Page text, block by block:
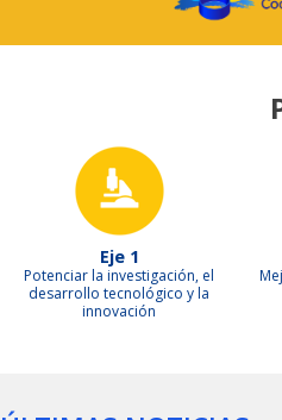
Eje 1
Potenciar la investigación, el
desarrollo tecnológico y la
innovación